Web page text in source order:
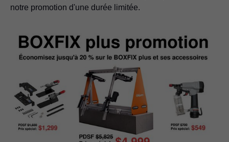
notre promotion d'une durée limitée.